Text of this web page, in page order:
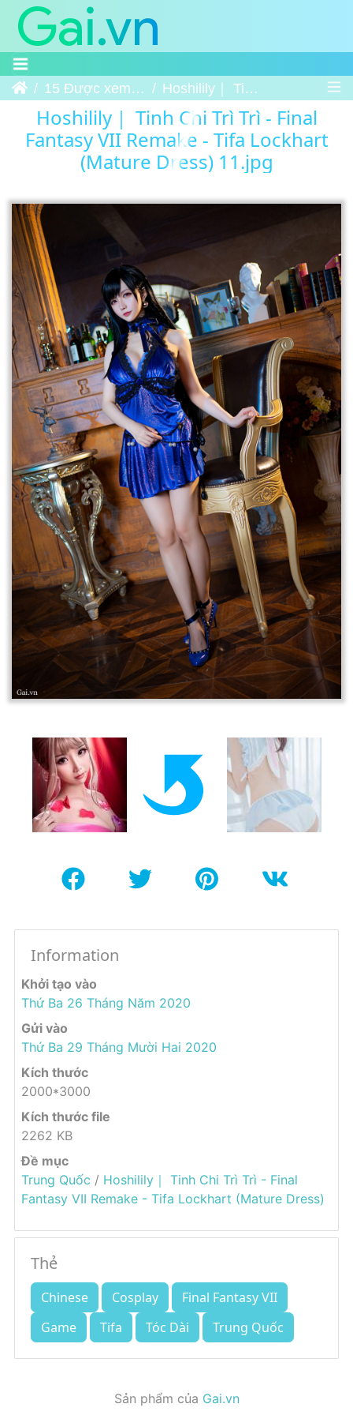
Trang chủ15 Được xem nhiều nhất Hoshilily｜ Tinh Chi Trì Trì - Final Fantasy VII Remake - Tifa Lockhart (Mature Dress) 11
Hoshilily｜ Tinh Chi Trì Trì - Final
Fantasy VII Remake - Tifa Lockhart
(Mature Dress) 11.jpg
Information
Khởi tạo vào
Thứ Ba 26 Tháng Năm 2020
Gửi vào
Thứ Ba 29 Tháng Mười Hai 2020
Kích thước
2000*3000
Kích thước file
2262 KB
Đề mục
Trung Quốc / Hoshilily｜ Tinh Chi Trì Trì - Final
Fantasy VII Remake - Tifa Lockhart (Mature Dress)
Thẻ
Chinese Cosplay
Final Fantasy VII
Game
Tifa Tóc Dài Trung Quốc
Sản phẩm của Gai.vn